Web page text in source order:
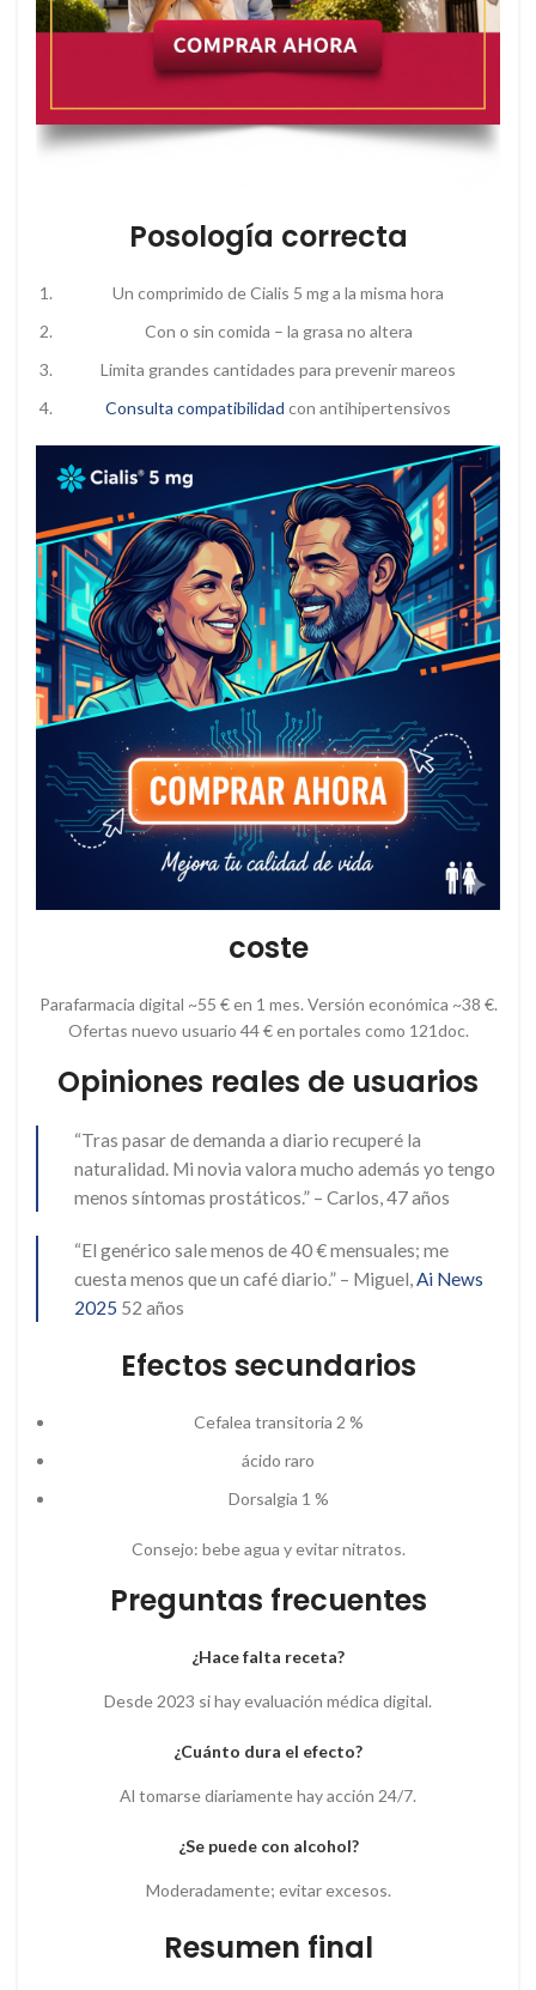
Posología correcta
Un comprimido de Cialis 5 mg a la misma hora
Con o sin comida – la grasa no altera
Limita grandes cantidades para prevenir mareos
Consulta compatibilidad con antihipertensivos
coste
Parafarmacia digital ~55 € en 1 mes. Versión económica ~38 €.
Ofertas nuevo usuario 44 € en portales como 121doc.
Opiniones reales de usuarios
“Tras pasar de demanda a diario recuperé la
naturalidad. Mi novia valora mucho además yo tengo
menos síntomas prostáticos.” – Carlos, 47 años
“El genérico sale menos de 40 € mensuales; me
cuesta menos que un café diario.” – Miguel,Ai News
2025 52 años
Efectos secundarios
Cefalea transitoria 2 %
ácido raro
Dorsalgia 1 %
Consejo: bebe agua y evitar nitratos.
Preguntas frecuentes
¿Hace falta receta?
Desde 2023 si hay evaluación médica digital.
¿Cuánto dura el efecto?
Al tomarse diariamente hay acción 24/7.
¿Se puede con alcohol?
Moderadamente; evitar excesos.
Resumen final